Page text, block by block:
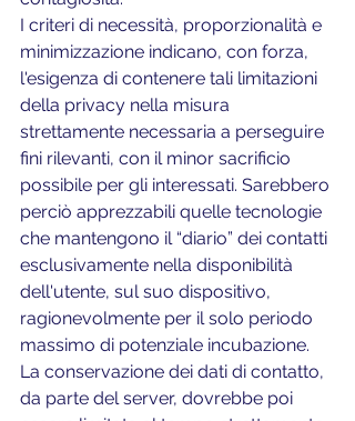
I criteri di necessità, proporzionalità e
minimizzazione indicano, con forza,
l'esigenza di contenere tali limitazioni
della privacy nella misura
strettamente necessaria a perseguire
fini rilevanti, con il minor sacrificio
possibile per gli interessati. Sarebbero
perciò apprezzabili quelle tecnologie
che mantengono il “diario” dei contatti
esclusivamente nella disponibilità
dell'utente, sul suo dispositivo,
ragionevolmente per il solo periodo
massimo di potenziale incubazione.
La conservazione dei dati di contatto,
da parte del server, dovrebbe poi